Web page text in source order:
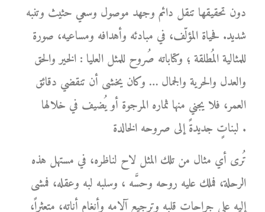
دون تحقيقها تنقل دائم وجهد موصول وسعي حثيث وتنبه
شديد. فحياة المؤلّف، في مبادئه وأهدافه ومساعيه، صورة
للمثالية المُطلقة ؛ وكتاباته صُروح للمثل العليا : الخير والحق
والعدل والحرية والجمال … وكان يخشى أن تنقضي دقائق
العمر، فلا يجني منها ثماره المرجوة أو يُضيف في خلالها
لبناتٍ جديدةً إلى صروحه الخالدة .
تُرى أي مثال من تلك المثل لاح لناظره، في مستهل هذه
الرحلة، فملك عليه روحه وحسَّه ، وسلبه لبه وعقله، فمشى
إليه على جراحات قلبه وترجيع آلامه وأنغام أناته، متعثراً،